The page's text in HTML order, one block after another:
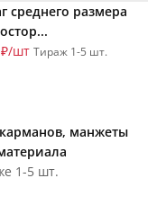
среднего размера
шт Тираж 1-5 шт.
манжеты
1-5 шт.